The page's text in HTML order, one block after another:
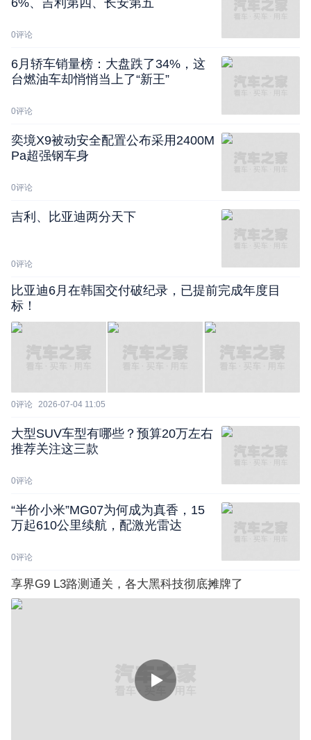
0评论
6月轿车销量榜：大盘跌了34%，这
台燃油车却悄悄当上了“新王”
0评论
奕境X9被动安全配置公布采用2400M
Pa超强钢车身
0评论
吉利、比亚迪两分天下
0评论
比亚迪6月在韩国交付破纪录，已提前完成年度目
标！
0评论 2026-07-04 11:05
大型SUV车型有哪些？预算20万左右
推荐关注这三款
0评论
“半价小米”MG07为何成为真香，15
万起610公里续航，配激光雷达
0评论
享界G9 L3路测通关，各大黑科技彻底摊牌了